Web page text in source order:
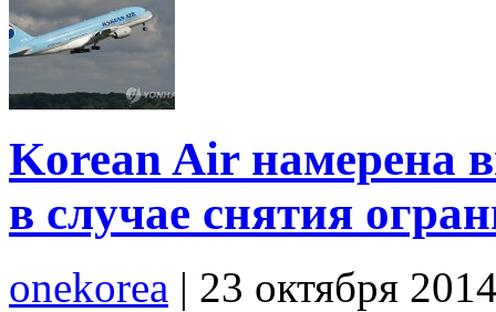
Korean Air намерена
в случае снятия
onekorea | 23 октября